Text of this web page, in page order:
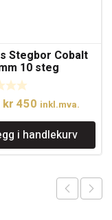
Stegbor Cobalt
10 steg
Opprinnelig
pris
var:
kr 793.
kr 450Nåværende
pris
er:
kr 450.
inkl.mva.
i handlekurv